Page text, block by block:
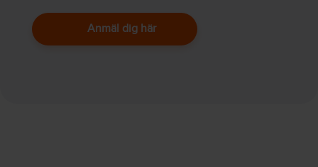
Anmäl dig här